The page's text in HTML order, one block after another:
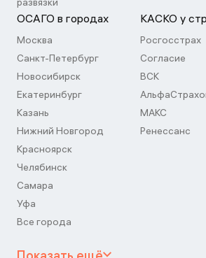
ОСАГО в городах
Москва
Санкт-Петербург
Новосибирск
Екатеринбург
Казань
Нижний Новгород
Красноярск
Челябинск
Самара
Уфа
Все города
КАСКО у
Росгосстрах
Согласие
ВСК
МАКС
Ренессанс